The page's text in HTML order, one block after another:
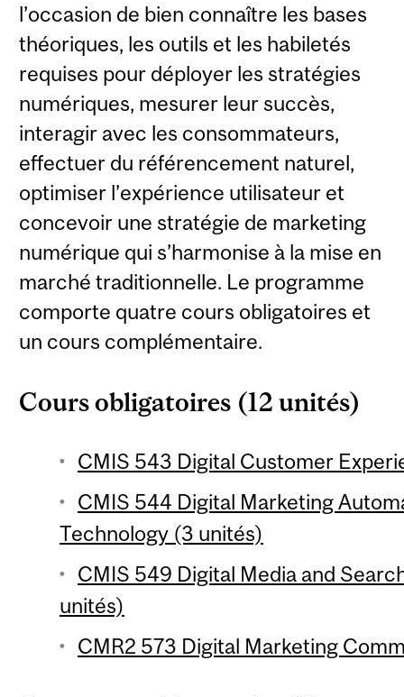
l’occasion de bien connaître les bases
théoriques, les outils et les habiletés
requises pour déployer les stratégies
numériques, mesurer leur succès,
interagir avec les consommateurs,
effectuer du référencement naturel,
optimiser l’expérience utilisateur et
concevoir une stratégie de marketing
numérique qui s’harmonise à la mise en
marché traditionnelle. Le programme
comporte quatre cours obligatoires et
un cours complémentaire.
Cours obligatoires (12 unités)
CMIS 543 Digital Customer
CMIS 544 Digital Marketing
Technology (3 unités)
CMIS 549 Digital Media and
unités)
CMR2 573 Digital Marketing